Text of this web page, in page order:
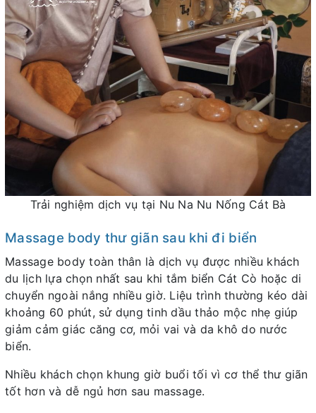
Trải nghiệm dịch vụ tại Nu Na Nu Nống Cát Bà
Massage body thư giãn sau khi đi biển
Massage body toàn thân là dịch vụ được nhiều khách
du lịch lựa chọn nhất sau khi tắm biển Cát Cò hoặc di
chuyển ngoài nắng nhiều giờ. Liệu trình thường kéo dài
khoảng 60 phút, sử dụng tinh dầu thảo mộc nhẹ giúp
giảm cảm giác căng cơ, mỏi vai và da khô do nước
biển.
Nhiều khách chọn khung giờ buổi tối vì cơ thể thư giãn
tốt hơn và dễ ngủ hơn sau massage.